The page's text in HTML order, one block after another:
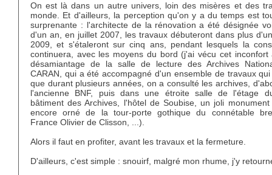
On est là dans un autre univers, loin des misères et des
monde. Et d'ailleurs, la perception qu'on y a du temps est
surprenante : l'architecte de la rénovation a été désignée
d'un an, en juillet 2007, les travaux débuteront dans plus
2009, et s'étaleront sur cinq ans, pendant lesquels la
continuera, avec les moyens du bord (j'ai vécu cet inconfort
désamiantage de la salle de lecture des Archives
CARAN, qui a été accompagné d'un ensemble de travaux
que durant plusieurs années, on a consulté les archives,
l'ancienne BNF, puis dans une étroite salle de l'étage
bâtiment des Archives, l'hôtel de Soubise, un joli
encore orné de la tour-porte gothique du connétable
France Olivier de Clisson, ...).
Alors il faut en profiter, avant les travaux et la fermeture.
D'ailleurs, c'est simple : snouirf, malgré mon rhume, j'y